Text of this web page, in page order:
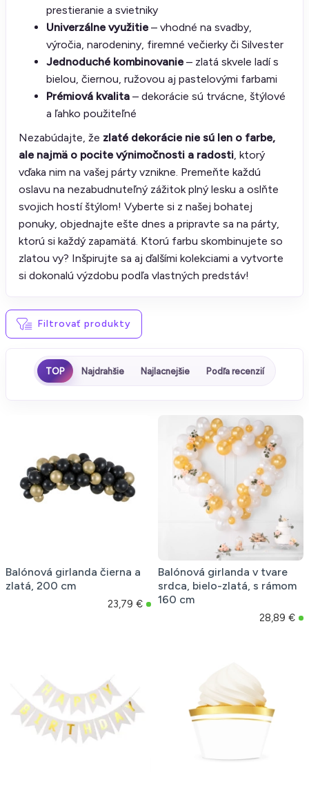
prestieranie a svietniky
Univerzálne využitie – vhodné na svadby,
výročia, narodeniny, firemné večierky či Silvester
Jednoduché kombinovanie – zlatá skvele ladí s
bielou, čiernou, ružovou aj pastelovými farbami
Prémiová kvalita – dekorácie sú trvácne, štýlové
a ľahko použiteľné
Nezabúdajte, že zlaté dekorácie nie sú len o farbe,
ale najmä o pocite výnimočnosti a radosti, ktorý
vďaka nim na vašej párty vznikne. Premeňte každú
oslavu na nezabudnuteľný zážitok plný lesku a oslňte
svojich hostí štýlom! Vyberte si z našej bohatej
ponuky, objednajte ešte dnes a pripravte sa na párty,
ktorú si každý zapamätá. Ktorú farbu skombinujete so
zlatou vy? Inšpirujte sa aj ďalšími kolekciami a vytvorte
si dokonalú výzdobu podľa vlastných predstáv!
Filtrovať produkty
TOP Najdrahšie Najlacnejšie Podľa recenzií
Balónová girlanda čierna a
zlatá, 200 cm
23,79 €
Balónová girlanda v tvare
srdca, bielo-zlatá, s rámom
160 cm
28,89 €